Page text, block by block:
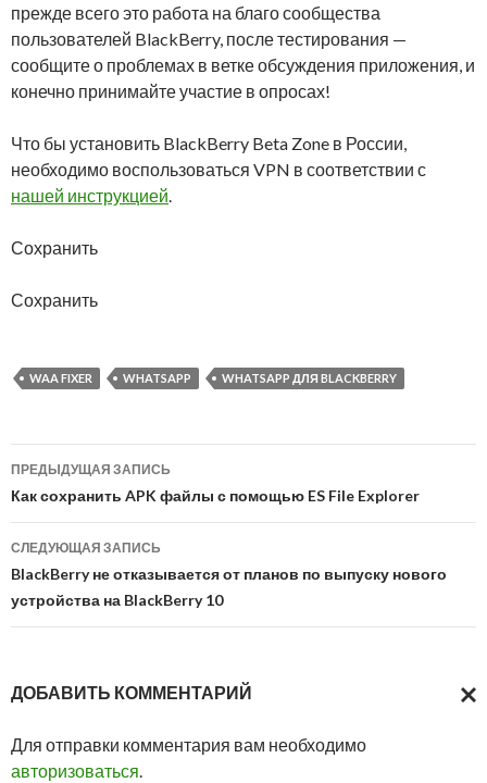
прежде всего это работа на благо сообщества
пользователей BlackBerry, после тестирования —
сообщите о проблемах в ветке обсуждения приложения, и
конечно принимайте участие в опросах!
Что бы установить BlackBerry Beta Zone в России,
необходимо воспользоваться VPN в соответствии с
нашей инструкцией.
Сохранить
Сохранить
WAA FIXER WHATSAPP WHATSAPP ДЛЯ BLACKBERRY
Навигация
по
записям
ПРЕДЫДУЩАЯ ЗАПИСЬ
Как сохранить APK файлы с помощью ES File Explorer
СЛЕДУЮЩАЯ ЗАПИСЬ
BlackBerry не отказывается от планов по выпуску нового
устройства на BlackBerry 10
ДОБАВИТЬ КОММЕНТАРИЙ
Для отправки комментария вам необходимо
авторизоваться.